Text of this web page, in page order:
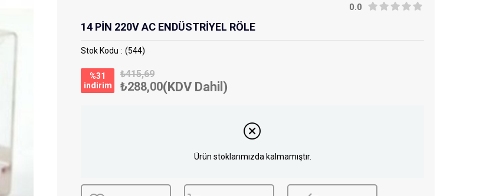
0.0
14 PİN 220V AC ENDÜSTRİYEL RÖLE
Stok Kodu (544)
%31
i̇ndirim
₺415,69
₺288,00(KDV Dahil)
Ürün stoklarımızda kalmamıştır.